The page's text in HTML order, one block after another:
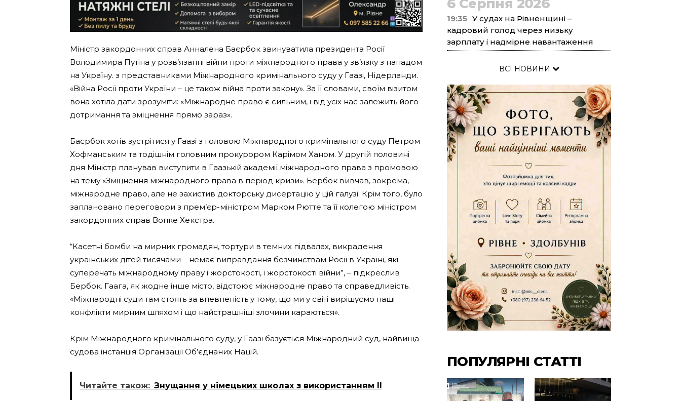
Міністр закордонних справ Анналена Баєрбок звинуватила президента Росії
Володимира Путіна у розв’язанні війни проти міжнародного права у зв’язку з нападом
на Україну. з представниками Міжнародного кримінального суду у Гаазі, Нідерланди.
«Війна Росії проти України – це також війна проти закону». За її словами, своїм візитом
вона хотіла дати зрозуміти: «Міжнародне право є сильним, і від усіх нас залежить його
дотримання та зміцнення прямо зараз».
Баєрбок хотів зустрітися у Гаазі з головою Міжнародного кримінального суду Петром
Хофманським та тодішнім головним прокурором Карімом Ханом. У другій половині
дня Міністр планував виступити в Гаазькій академії міжнародного права з промовою
на тему «Зміцнення міжнародного права в період кризи». Бербок вивчав, зокрема,
міжнародне право, але не захистив докторську дисертацію у цій галузі. Крім того, було
заплановано переговори з прем’єр-міністром Марком Рютте та її колегою міністром
закордонних справ Вопке Хекстра.
“Касетні бомби на мирних громадян, тортури в темних підвалах, викрадення
українських дітей тисячами – немає виправдання безчинствам Росії в Україні, які
суперечать міжнародному праву і жорстокості, і жорстокості війни”, – підкреслив
Бербок. Гаага, як жодне інше місто, відстоює міжнародне право та справедливість.
«Міжнародні суди там стоять за впевненість у тому, що ми у світі вирішуємо наші
конфлікти мирним шляхом і що найстрашніші злочини караються».
Крім Міжнародного кримінального суду, у Гаазі базується Міжнародний суд, найвища
судова інстанція Організації Об’єднаних Націй.
Читайте також: Знущання у німецьких школах з використанням ІІ
6 Серпня 2026
19:35 У судах на Рівненщині –
кадровий голод через низьку
зарплату і надмірне навантаження
ВСІ НОВИНИ
ПОПУЛЯРНІ СТАТТІ